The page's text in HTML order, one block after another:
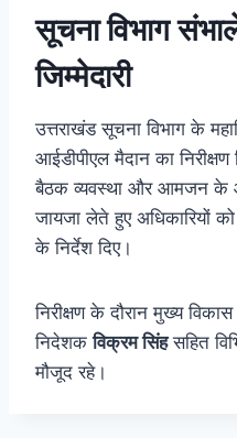
सूचना विभाग
जिम्मेदारी
उत्तराखंड सूचना विभाग के
आईडीपीएल मैदान का
बैठक व्यवस्था और आमजन के
जायजा लेते हुए अधिकारियों
के निर्देश दिए।
निरीक्षण के दौरान मुख्य
निदेशकविक्रम सिंहसहित
मौजूद रहे।